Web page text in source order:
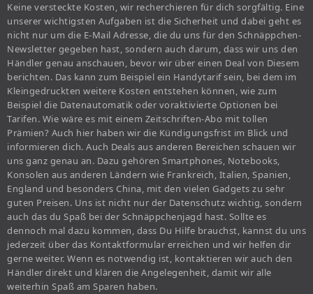
Keine versteckte Kosten, wir recherchieren für dich sorgfältig. Eine
unserer wichtigsten Aufgaben ist die Sicherheit und dabei geht es
nicht nur um die E-Mail Adresse, die du uns für den Schnäppchen-
Newsletter gegeben hast, sondern auch darum, dass wir uns den
Händler genau anschauen, bevor wir über einen Deal von Diesem
berichten. Das kann zum Beispiel ein Handytarif sein, bei dem im
Kleingedruckten weitere Kosten entstehen können, wie zum
Beispiel die Datenautomatik oder voraktivierte Optionen bei
Tarifen. Wie wäre es mit einem Zeitschriften-Abo mit tollen
Prämien? Auch hier haben wir die Kündigungsfrist im Blick und
informieren dich. Auch Deals aus anderen Bereichen schauen wir
uns ganz genau an. Dazu gehören Smartphones, Notebooks,
Konsolen aus anderen Ländern wie Frankreich, Italien, Spanien,
England und besonders China, mit den vielen Gadgets zu sehr
guten Preisen. Uns ist nicht nur der Datenschutz wichtig, sondern
auch das du Spaß bei der Schnäppchenjagd hast. Sollte es
dennoch mal dazu kommen, dass Du Hilfe brauchst, kannst du uns
jederzeit über das Kontaktformular erreichen und wir helfen dir
gerne weiter. Wenn es notwendig ist, kontaktieren wir auch den
Händler direkt und klären die Angelegenheit, damit wir alle
weiterhin Spaß am Sparen haben.